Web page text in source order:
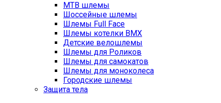
MTB шлемы
Шоссейные шлемы
Шлемы Full Face
Шлемы котелки BMX
Детские велошлемы
Шлемы для Роликов
Шлемы для самокатов
Шлемы для моноколеса
Городские шлемы
Защита тела